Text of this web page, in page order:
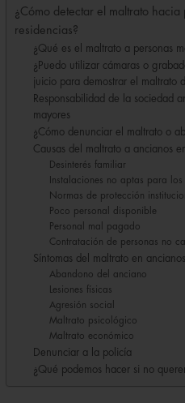
¿Cómo detectar el maltrato hacia
residencias?
¿Qué es el maltrato a personas
¿Puedo utilizar cámaras o
juicio para demostrar el maltrato
Responsabilidad de la sociedad
mayores
¿Cómo denunciar el maltrato o
Causas del maltrato a ancianos
Desinterés familiar
Instalaciones no aptas para los
Normas de protección
Poco personal disponible
Personal mal pagado
Contratación de personas no
Síntomas del maltrato en ancianos
Abandono del anciano
Lesiones físicas
Agresión social
Maltrato psicológico
Maltrato económico
Denunciar a la policía
¿Qué podemos hacer si no